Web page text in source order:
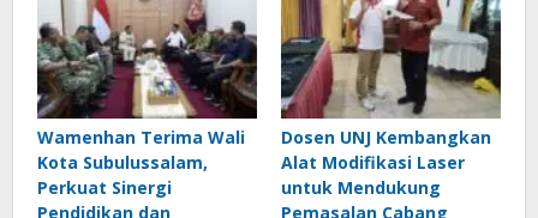
Wamenhan Terima Wali
Kota Subulussalam,
Perkuat Sinergi
Pendidikan dan
Dosen UNJ Kembangkan
Alat Modifikasi Laser
untuk Mendukung
Pemasalan Cabang